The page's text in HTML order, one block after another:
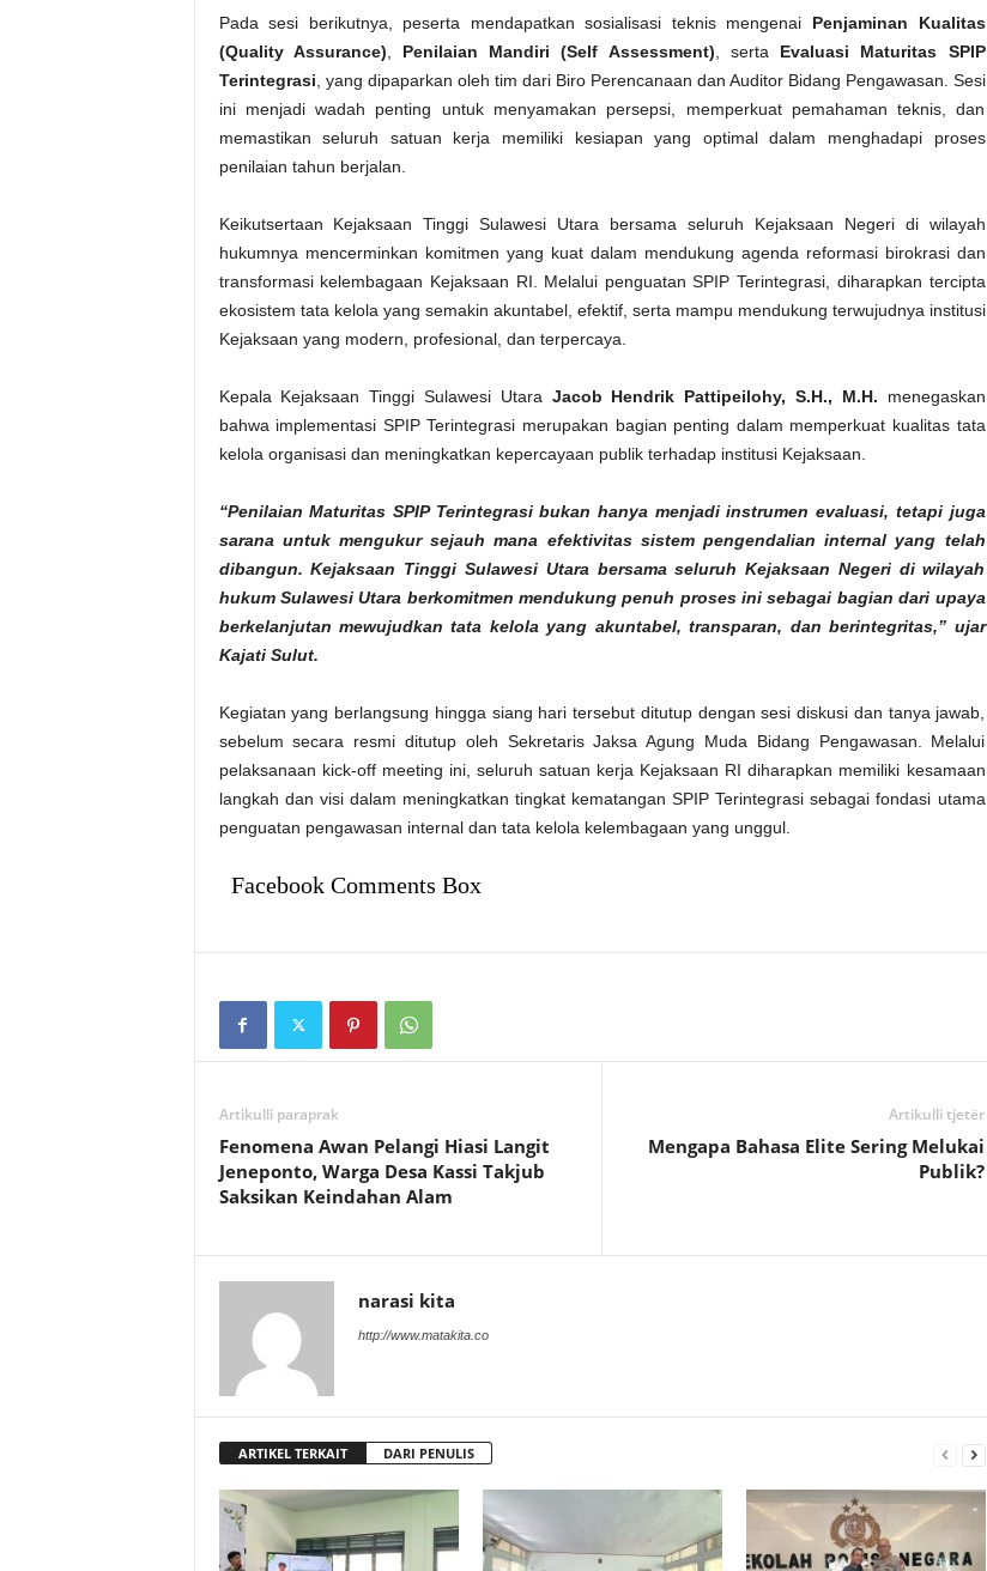
Pada sesi berikutnya, peserta mendapatkan sosialisasi teknis mengenai Penjaminan Kualitas
(Quality Assurance)
Penilaian Mandiri (Self Assessment) , serta Evaluasi Maturitas SPIP
Terintegrasi , yang dipaparkan oleh tim dari Biro Perencanaan dan Auditor Bidang Pengawasan. Sesi
ini menjadi wadah penting untuk menyamakan persepsi, memperkuat pemahaman teknis, dan
memastikan seluruh satuan kerja memiliki kesiapan yang optimal dalam menghadapi proses
penilaian tahun berjalan.
Keikutsertaan Kejaksaan Tinggi Sulawesi Utara bersama seluruh Kejaksaan Negeri di wilayah
hukumnya mencerminkan komitmen yang kuat dalam mendukung agenda reformasi birokrasi dan
transformasi kelembagaan Kejaksaan RI. Melalui penguatan SPIP Terintegrasi, diharapkan tercipta
ekosistem tata kelola yang semakin akuntabel, efektif, serta mampu mendukung terwujudnya institusi
Kejaksaan yang modern, profesional, dan terpercaya.
Kepala Kejaksaan Tinggi Sulawesi Utara Jacob Hendrik Pattipeilohy, S.H., M.H. menegaskan
bahwa implementasi SPIP Terintegrasi merupakan bagian penting dalam memperkuat kualitas tata
kelola organisasi dan meningkatkan kepercayaan publik terhadap institusi Kejaksaan.
“Penilaian Maturitas SPIP Terintegrasi bukan hanya menjadi instrumen evaluasi, tetapi juga
sarana untuk mengukur sejauh mana efektivitas sistem pengendalian internal yang telah
dibangun. Kejaksaan Tinggi Sulawesi Utara bersama seluruh Kejaksaan Negeri di wilayah
hukum Sulawesi Utara berkomitmen mendukung penuh proses ini sebagai bagian dari upaya
berkelanjutan mewujudkan tata kelola yang akuntabel, transparan, dan berintegritas,” ujar
Kajati Sulut.
Kegiatan yang berlangsung hingga siang hari tersebut ditutup dengan sesi diskusi dan tanya jawab,
sebelum secara resmi ditutup oleh Sekretaris Jaksa Agung Muda Bidang Pengawasan. Melalui
pelaksanaan kick-off meeting ini, seluruh satuan kerja Kejaksaan RI diharapkan memiliki kesamaan
langkah dan visi dalam meningkatkan tingkat kematangan SPIP Terintegrasi sebagai fondasi utama
penguatan pengawasan internal dan tata kelola kelembagaan yang unggul.
Facebook Comments Box
Artikulli paraprak
Fenomena Awan Pelangi Hiasi Langit
Jeneponto, Warga Desa Kassi Takjub
Saksikan Keindahan Alam
Artikulli tjetër
Mengapa Bahasa Elite Sering Melukai
Publik?
narasi kita
http://www.matakita.co
ARTIKEL TERKAIT DARI PENULIS